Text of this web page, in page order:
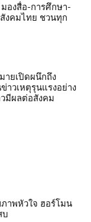
องสื่อ-การศึกษา-
งคมไทย ชวนทุก
ายเปิดผนึกถึง
าวเหตุรุนแรงอย่าง
มีผลต่อสังคม
าพหัวใจ ฮอร์โมน
บ